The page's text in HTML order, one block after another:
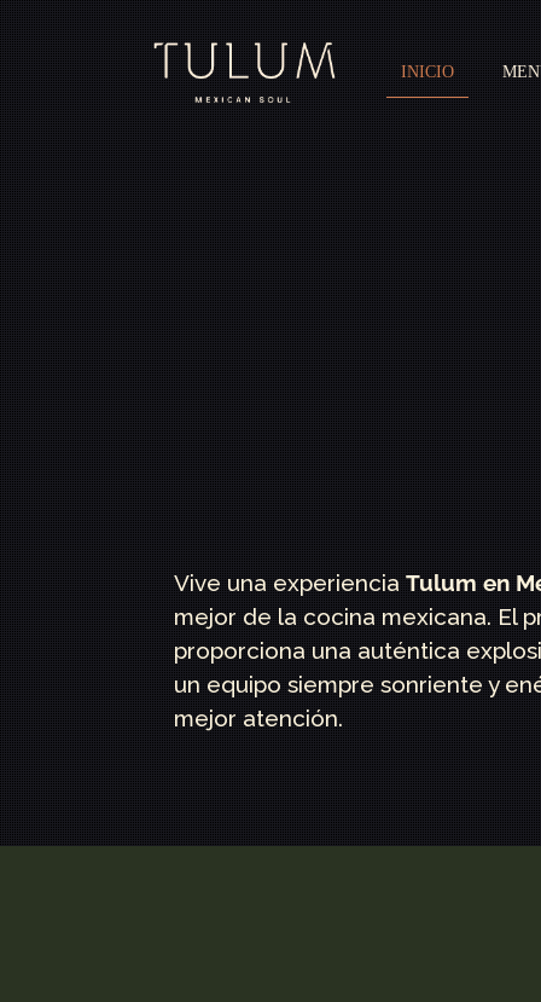
INICIO
Vive una experienciaTulum en
mejor de la cocina mexicana. El
proporciona una auténtica
un equipo siempre sonriente y
mejor atención.